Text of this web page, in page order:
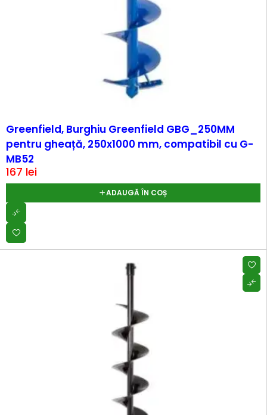
Greenfield, Burghiu Greenfield GBG_250MM
pentru gheață, 250x1000 mm, compatibil cu G-
MB52
167 lei
ADAUGĂ ÎN COȘ